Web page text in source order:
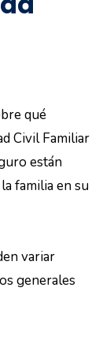
qué
Civil Familiar
están
familia en su
variar
generales